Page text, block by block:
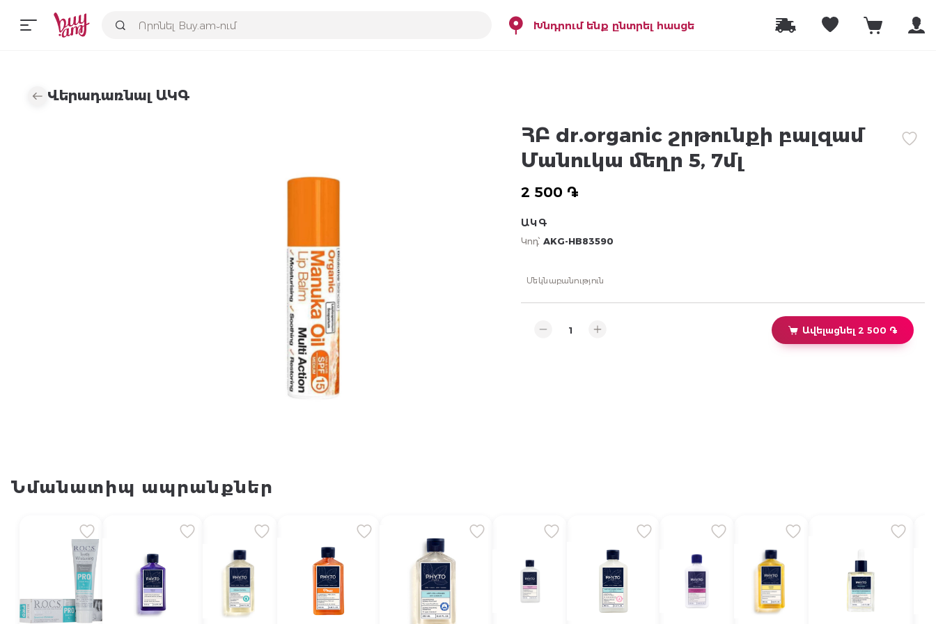
Խնդրում ենք ընտրել հասցե
Վերադառնալ ԱԿԳ
ՀԲ dr.organic շրթունքի բալզամ
Մանուկա մեղր 5, 7մլ
2 500 ֏
ԱԿԳ
Կոդ՝ AKG-HB83590
Մեկնաբանություն
Ավելացնել 2 500 ֏
Նմանատիպ ապրանքներ